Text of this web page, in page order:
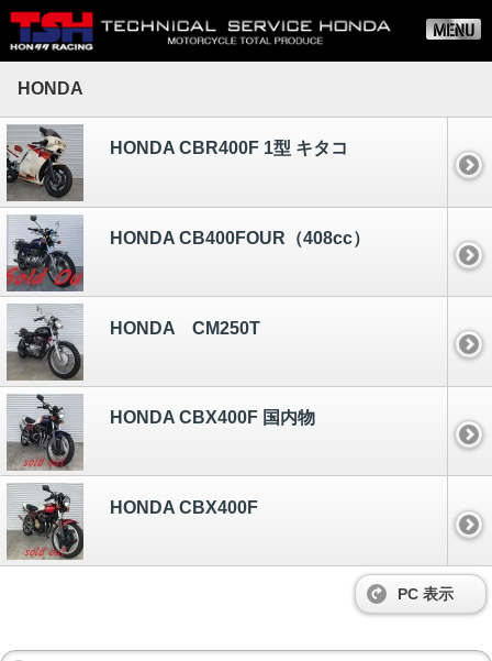
HONDA
HONDA CBR400F 1型 キタコ
HONDA CB400FOUR（408cc）
HONDA CM250T
HONDA CBX400F 国内物
HONDA CBX400F
PC 表示